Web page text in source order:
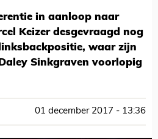
in aanloop naar
Keizer desgevraagd nog
waar zijn
Sinkgraven voorlopig
01 december 2017 - 13:36